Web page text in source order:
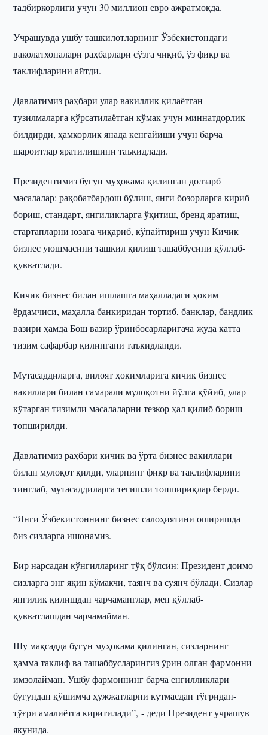
тадбиркорлиги учун 30 миллион евро ажратмоқда.
Учрашувда ушбу ташкилотларнинг Ўзбекистондаги
ваколатхоналари раҳбарлари сўзга чиқиб, ўз фикр ва
таклифларини айтди.
Давлатимиз раҳбари улар вакиллик қилаётган
тузилмаларга кўрсатилаётган кўмак учун миннатдорлик
билдирди, ҳамкорлик янада кенгайиши учун барча
шароитлар яратилишини таъкидлади.
Президентимиз бугун муҳокама қилинган долзарб
масалалар: рақобатбардош бўлиш, янги бозорларга кириб
бориш, стандарт, янгиликларга ўқитиш, бренд яратиш,
стартапларни юзага чиқариб, кўпайтириш учун Кичик
бизнес уюшмасини ташкил қилиш ташаббусини қўллаб-
қувватлади.
Кичик бизнес билан ишлашга маҳалладаги ҳоким
ёрдамчиси, маҳалла банкиридан тортиб, банклар, бандлик
вазири ҳамда Бош вазир ўринбосарларигача жуда катта
тизим сафарбар қилингани таъкидланди.
Мутасаддиларга, вилоят ҳокимларига кичик бизнес
вакиллари билан самарали мулоқотни йўлга қўйиб, улар
кўтарган тизимли масалаларни тезкор ҳал қилиб бориш
топширилди.
Давлатимиз раҳбари кичик ва ўрта бизнес вакиллари
билан мулоқот қилди, уларнинг фикр ва таклифларини
тинглаб, мутасаддиларга тегишли топшириқлар берди.
“Янги Ўзбекистоннинг бизнес салоҳиятини оширишда
биз сизларга ишонамиз.
Бир нарсадан кўнгилларинг тўқ бўлсин: Президент доимо
сизларга энг яқин кўмакчи, таянч ва суянч бўлади. Сизлар
янгилик қилишдан чарчаманглар, мен қўллаб-
қувватлашдан чарчамайман.
Шу мақсадда бугун муҳокама қилинган, сизларнинг
ҳамма таклиф ва ташаббусларингиз ўрин олган фармонни
имзолайман. Ушбу фармоннинг барча енгилликлари
бугундан қўшимча ҳужжатларни кутмасдан тўғридан-
тўғри амалиётга киритилади”, - деди Президент учрашув
якунида.